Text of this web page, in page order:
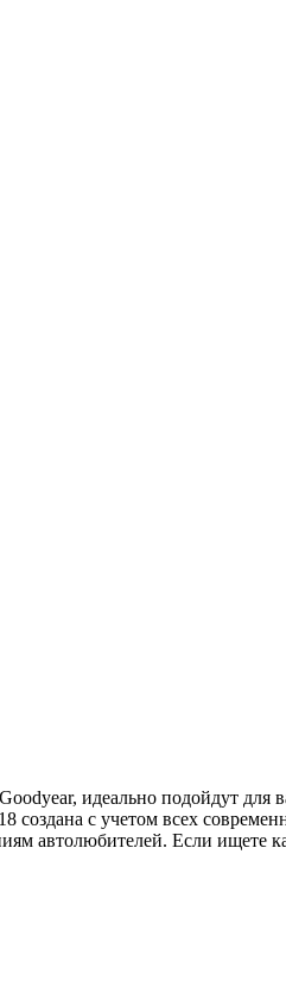
идеально подойдут для
с учетом всех
автолюбителей. Если ищете